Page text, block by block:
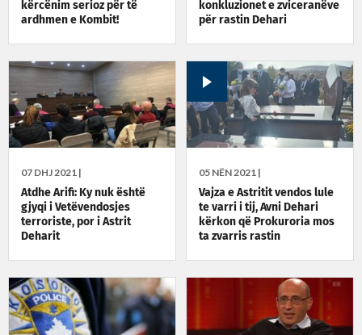
kërcënim serioz për të
ardhmen e Kombit!
konkluzionet e zviceranëve
për rastin Dehari
07 DHJ 2021 |
Atdhe Arifi: Ky nuk është
gjyqi i Vetëvendosjes
terroriste, por i Astrit
Deharit
05 NËN 2021 |
Vajza e Astritit vendos lule
te varri i tij, Avni Dehari
kërkon që Prokuroria mos
ta zvarris rastin